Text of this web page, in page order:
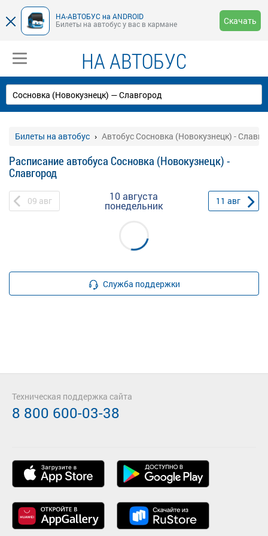
НА-АВТОБУС на ANDROID
Билеты на автобус у вас в кармане
Скачать
НА АВТОБУС
Билеты на автобус Автобус Сосновка (Новокузнецк) -
Расписание автобуса Сосновка (Новокузнецк) -
Славгород
09 авг 10 августа
понедельник 11 авг
Служба поддержки
Техническая поддержка сайта
8 800 600-03-38